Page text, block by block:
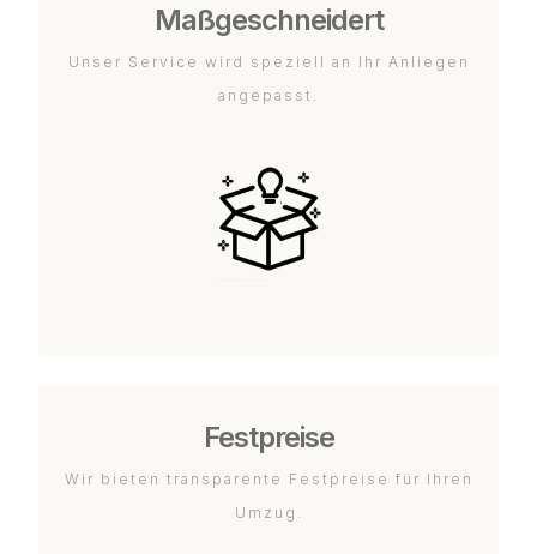
Maßgeschneidert
Unser Service wird speziell an Ihr Anliegen
angepasst.
Festpreise
Wir bieten transparente Festpreise für Ihren
Umzug.